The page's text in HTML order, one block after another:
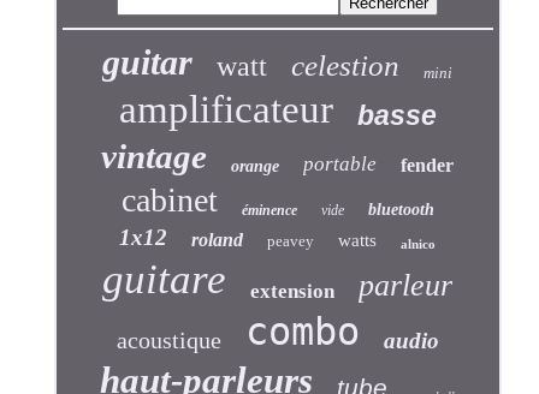
guitar watt celestion mini
amplificateur basse
vintage orange portable fender
cabinet éminence vide bluetooth
1x12 roland peavey watts alnico
guitare extension parleur
acoustique combo audio
haut-parleurs tube